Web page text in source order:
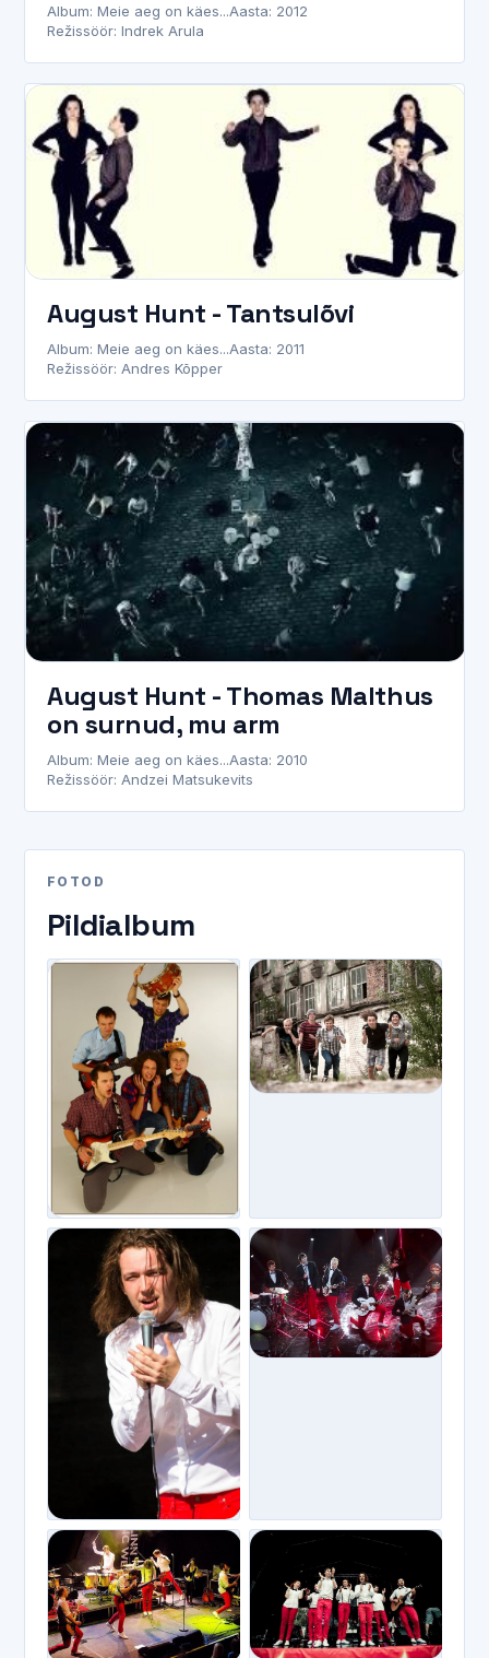
Album: Meie aeg on käes...Aasta: 2012
Režissöör: Indrek Arula
August Hunt - Tantsulõvi
Album: Meie aeg on käes...Aasta: 2011
Režissöör: Andres Kõpper
August Hunt - Thomas Malthus
on surnud, mu arm
Album: Meie aeg on käes...Aasta: 2010
Režissöör: Andzei Matsukevits
FOTOD
Pildialbum